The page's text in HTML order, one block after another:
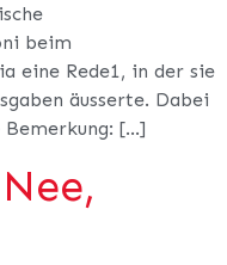
beim
eine Rede1, in der sie
äusserte. Dabei
[…]